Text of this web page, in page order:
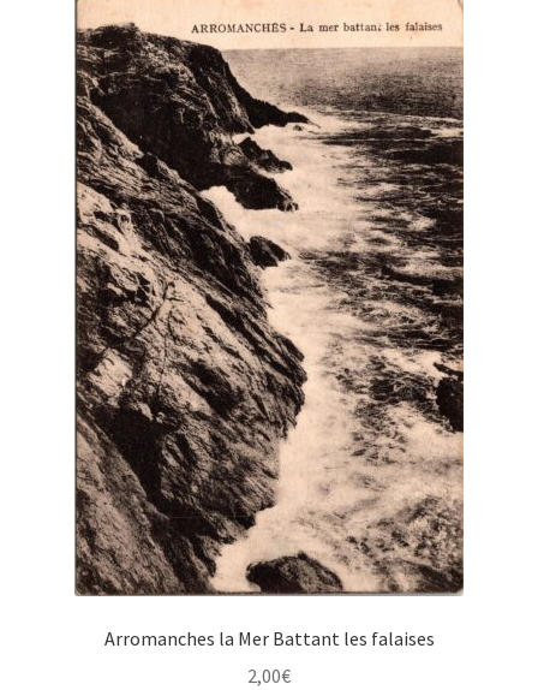
Arromanches la Mer Battant les falaises
2,00€